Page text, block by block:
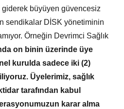
giderek büyüyen güvencesiz
sendikalar DİSK yönetiminin
Örneğin Devrimci Sağlık
on binin üzerinde üye
kurulda sadece iki (2)
Üyelerimiz, sağlık
tarafından kabul
karar alma